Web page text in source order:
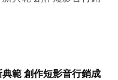
典範 創作短影音行銷成